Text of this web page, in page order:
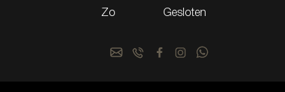
Zo
Gesloten